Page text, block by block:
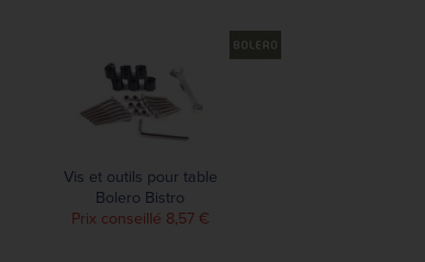
Vis et outils pour table
Bolero Bistro
Prix conseillé 8,57 €